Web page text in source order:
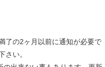
了の2ヶ月以前に通知が必要で
さい。